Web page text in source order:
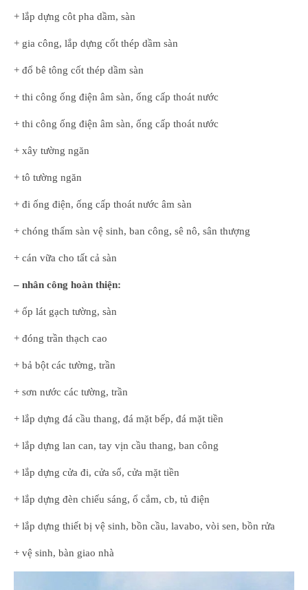
+ lắp dựng côt pha dầm, sàn
+ gia công, lắp dựng cốt thép dầm sàn
+ đổ bê tông cốt thép dầm sàn
+ thi công ống điện âm sàn, ống cấp thoát nước
+ thi công ống điện âm sàn, ống cấp thoát nước
+ xây tường ngăn
+ tô tường ngăn
+ đi ống điện, ống cấp thoát nước âm sàn
+ chóng thấm sàn vệ sinh, ban công, sê nô, sân thượng
+ cán vữa cho tất cả sàn
– nhân công hoàn thiện:
+ ốp lát gạch tường, sàn
+ đóng trần thạch cao
+ bả bột các tường, trần
+ sơn nước các tường, trần
+ lắp dựng đá cầu thang, đá mặt bếp, đá mặt tiền
+ lắp dựng lan can, tay vịn cầu thang, ban công
+ lắp dựng cửa đi, cửa sổ, cửa mặt tiền
+ lắp dựng đèn chiếu sáng, ổ cắm, cb, tủ điện
+ lắp dựng thiết bị vệ sinh, bồn cầu, lavabo, vòi sen, bồn rửa
+ vệ sinh, bàn giao nhà